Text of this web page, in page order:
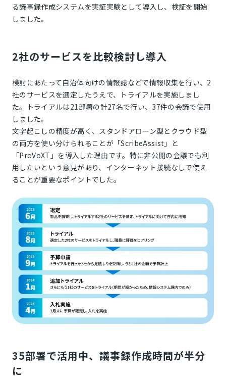
る議事録作成システムを実証実験として導入し、検証を開始
しました。
2社のサービスを比較検討し導入
検討にあたって自治体向けの情報誌などで情報収集を行い、2
社のサービスを選定したうえで、トライアルを実施しまし
た。トライアルは21部署の計27名で行い、37件の会議で使用
しました。
文字起こしの精度が高く、スタンドアローン型とクラウド型
の両方を使い分けられることが「ScribeAssist」と
「ProVoXT」を導入した理由です。特に非公開の会議でも利
用したいという意見があり、インターネット接続なしで使え
ることが重要なポイントでした。
35部署で活用中、議事録作成時間が半分
に